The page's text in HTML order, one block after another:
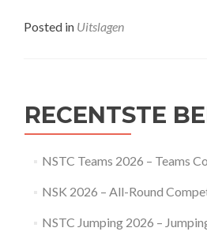
about
Posted in Uitslagen
RECENTSTE
NSTC Teams 2026 – Teams
NSK 2026 – All-Round
NSTC Jumping 2026 –